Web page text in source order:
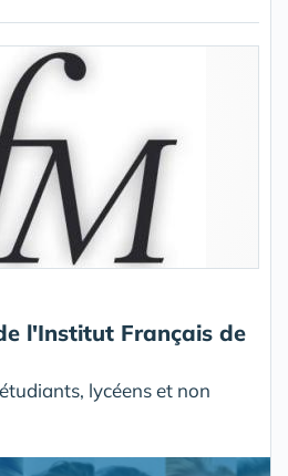
l'Institut Français de
lycéens et non